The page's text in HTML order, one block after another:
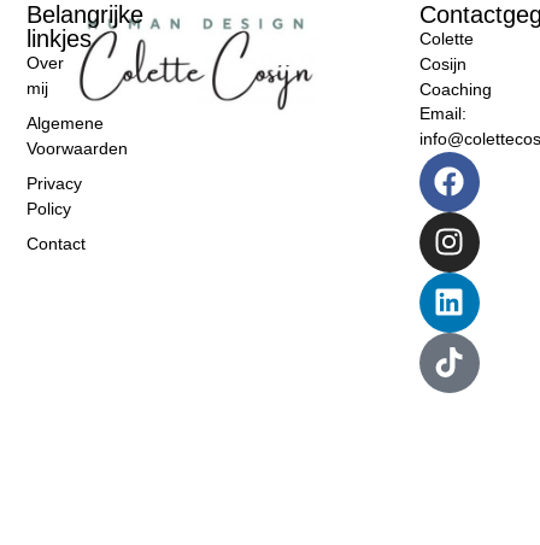
Colette
Cosijn
Coaching
Email:
Belangrijke
linkjes
Over
mij
Algemene
Voorwaarden
Privacy
Policy
Contact